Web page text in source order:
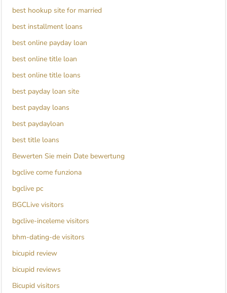
best hookup site for married
best installment loans
best online payday loan
best online title loan
best online title loans
best payday loan site
best payday loans
best paydayloan
best title loans
Bewerten Sie mein Date bewertung
bgclive come funziona
bgclive pc
BGCLive visitors
bgclive-inceleme visitors
bhm-dating-de visitors
bicupid review
bicupid reviews
Bicupid visitors